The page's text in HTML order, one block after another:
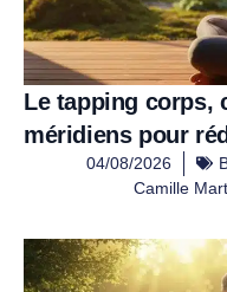
Le tapping corps,
méridiens pour
04/08/2026
Camille